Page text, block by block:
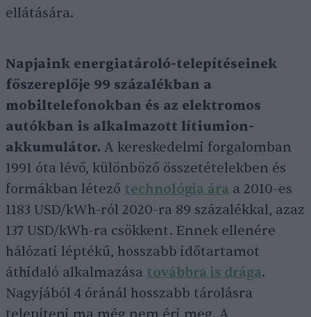
ellátására.
Napjaink energiatároló-telepítéseinek
főszereplője 99 százalékban a
mobiltelefonokban és az elektromos
autókban is alkalmazott lítiumion-
akkumulátor. A kereskedelmi forgalomban
1991 óta lévő, különböző összetételekben és
formákban létező technológia ára a 2010-es
1183 USD/kWh-ról 2020-ra 89 százalékkal, azaz
137 USD/kWh-ra csökkent. Ennek ellenére
hálózati léptékű, hosszabb időtartamot
áthidaló alkalmazása továbbra is drága.
Nagyjából 4 óránál hosszabb tárolásra